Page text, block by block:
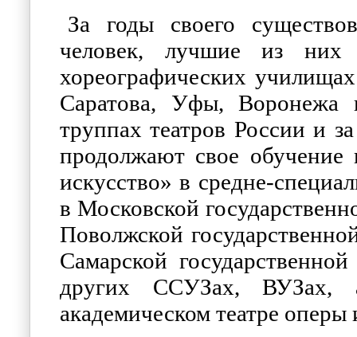
За годы своего
человек, лучшие из них
хореографических
Саратова, Уфы, Воронежа
труппах театров России и
продолжают свое обучение
искусство» в средне-
в Московской
Поволжской
Самарской
других ССУЗах, ВУЗах,
академическом театре оперы